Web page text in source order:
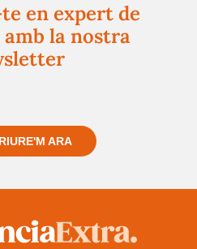
en expert de
la nostra
ARA